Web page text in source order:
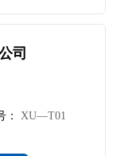
管内科、内分泌
、骨科、皮肤
腔科、康复科等
科、老年医学
等特色科室。
司
：
XU—T01